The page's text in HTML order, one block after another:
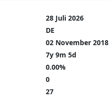
28 Juli 2026
DE
02 November 2018
7y 9m 5d
0.00%
0
27